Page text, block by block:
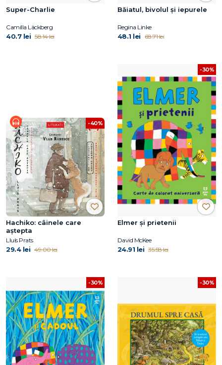
Super-Charlie
Camilla Läckberg
40.7 lei 58.14 lei
Băiatul, bivolul și iepurele
Regina Linke
48.1 lei 68.71 lei
-40%
Hachiko: câinele care
aştepta
Lluís Prats
29.4 lei 49.00 lei
-30%
Elmer și prietenii
David McKee
24.91 lei 35.58 lei
-30% -30%